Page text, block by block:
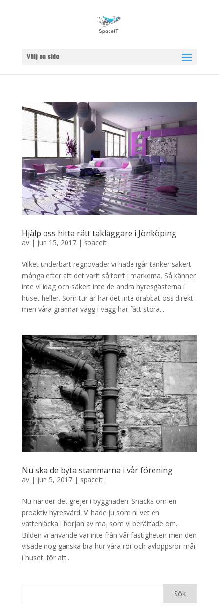
Välj en sida
Hjälp oss hitta rätt takläggare i Jönköping
av | jun 15, 2017| spaceit
Vilket underbart regnoväder vi hade igår tänker säkert
många efter att det varit så torrt i markerna. Så känner
inte vi idag och säkert inte de andra hyresgästerna i
huset heller. Som tur är har det inte drabbat oss direkt
men våra grannar vägg i vägg har fått stora...
Nu ska de byta stammarna i vår förening
av | jun 5, 2017| spaceit
Nu händer det grejer i byggnaden. Snacka om en
proaktiv hyresvärd. Vi hade ju som ni vet en
vattenläcka i början av maj som vi berättade om.
Bilden vi använde var inte från vår fastigheten men den
visade nog ganska bra hur våra rör och avloppsrör mår
i huset. för att...